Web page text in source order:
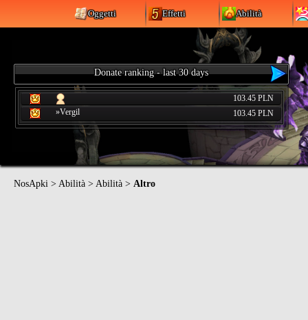
Oggetti Effetti Abilità
Donate ranking - last 30 days
103.45 PLN
»Vergil
103.45 PLN
NosApki > Abilità > Abilità > Altro